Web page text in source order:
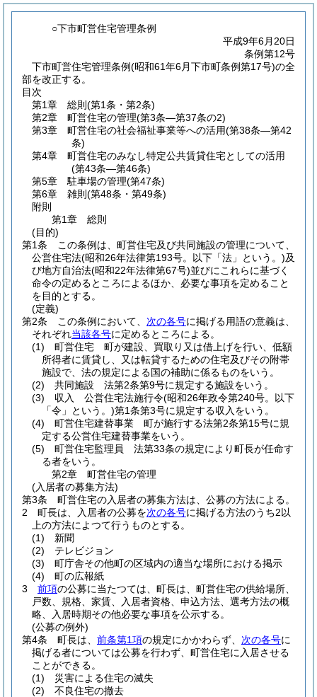
○下市町営住宅管理条例
平成9年6月20日
条例第12号
下市町営住宅管理条例(昭和61年6月下市町条例第17号)の全
部を改正する。
目次
第1章
総則 (第1条・第2条)
第2章
町営住宅の管理(第3条―第37条の2)
第3章
町営住宅の社会福祉事業等への活用(第38条―第42
条)
第4章
町営住宅のみなし特定公共賃貸住宅としての活用
(第43条―第46条)
第5章
駐車場の管理(第47条)
第6章
雑則 (第48条・第49条)
附則
第1章
総則
(目的)
第1条
この条例は、町営住宅及び共同施設の管理について、
公営住宅法(昭和26年法律第193号。以下「法」という。)及
び地方自治法(昭和22年法律第67号)並びにこれらに基づく
命令の定めるところによるほか、必要な事項を定めること
を目的とする。
(定義)
第2条
この条例において、 次の各号に掲げる用語の意義は、
それぞれ当該各号に定めるところによる。
(1)
町営住宅 町が建設、買取り又は借上げを行い、低額
所得者に賃貸し、又は転貸するための住宅及びその附帯
施設で、法の規定による国の補助に係るものをいう。
(2)
共同施設 法第2条第9号に規定する施設をいう。
(3)
収入 公営住宅法施行令(昭和26年政令第240号。以下
「令」という。)第1条第3号に規定する収入をいう。
(4)
町営住宅建替事業 町が施行する法第2条第15号に規
定する公営住宅建替事業をいう。
(5)
町営住宅監理員 法第33条の規定により町長が任命す
る者をいう。
第2章
町営住宅の管理
(入居者の募集方法)
第3条
町営住宅の入居者の募集方法は、公募の方法による。
2
町長は、入居者の公募を次の各号に掲げる方法のうち2以
上の方法によつて行うものとする。
(1)
新聞
(2)
テレビジョン
(3)
町庁舎その他町の区域内の適当な場所における掲示
(4)
町の広報紙
3
前項の公募に当たつては、町長は、町営住宅の供給場所、
戸数、規格、家賃、入居者資格、申込方法、選考方法の概
略、入居時期その他必要な事項を公示する。
(公募の例外)
第4条
町長は、 前条第1項の規定にかかわらず、 次の各号に
掲げる者については公募を行わず、町営住宅に入居させる
ことができる。
(1)
災害による住宅の滅失
(2)
不良住宅の撤去